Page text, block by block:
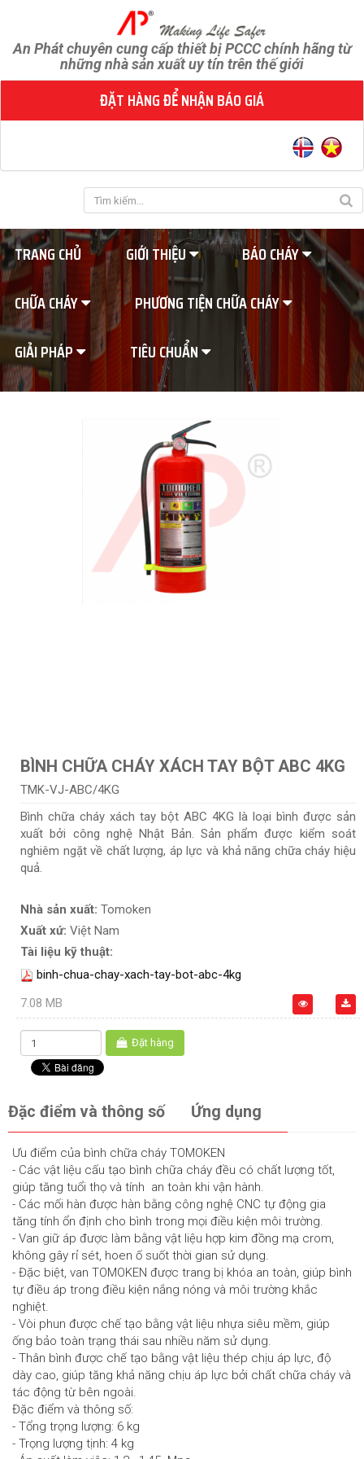
An Phát chuyên cung cấp thiết bị PCCC chính hãng từ
những nhà sản xuất uy tín trên thế giới
ĐẶT HÀNG ĐỂ NHẬN BÁO GIÁ
TRANG CHỦ GIỚI THIỆU
BÁO CHÁY
CHỮA CHÁY
PHƯƠNG TIỆN CHỮA CHÁY
GIẢI PHÁP
TIÊU CHUẨN
BÌNH CHỮA CHÁY XÁCH TAY BỘT ABC 4KG
TMK-VJ-ABC/4KG
Bình chữa cháy xách tay bột ABC 4KG là loại bình được sản
xuất bởi công nghệ Nhật Bản. Sản phẩm được kiểm soát
nghiêm ngặt về chất lượng, áp lực và khả năng chữa cháy hiệu
quả.
Nhà sản xuất: Tomoken
Xuất xứ: Việt Nam
Tài liệu kỹ thuật:
binh-chua-chay-xach-tay-bot-abc-4kg
7.08 MB
Đặt hàng
Đặc điểm và thông số Ứng dụng
Ưu điểm của bình chữa cháy TOMOKEN
- Các vật liệu cấu tạo bình chữa cháy đều có chất lượng tốt,
giúp tăng tuổi thọ và tính an toàn khi vận hành.
- Các mối hàn được hàn bằng công nghệ CNC tự động gia
tăng tính ổn định cho bình trong mọi điều kiện môi trường.
- Van giữ áp được làm bằng vật liệu hợp kim đồng mạ crom,
không gây rỉ sét, hoen ố suốt thời gian sử dụng.
- Đặc biệt, van TOMOKEN được trang bị khóa an toàn, giúp bình
tự điều áp trong điều kiện nắng nóng và môi trường khắc
nghiệt.
- Vòi phun được chế tạo bằng vật liệu nhựa siêu mềm, giúp
ống bảo toàn trạng thái sau nhiều năm sử dụng.
- Thân bình được chế tạo bằng vật liệu thép chịu áp lực, độ
dày cao, giúp tăng khả năng chịu áp lực bởi chất chữa cháy và
tác động từ bên ngoài.
Đặc điểm và thông số:
- Tổng trọng lượng: 6 kg
- Trọng lượng tịnh: 4 kg